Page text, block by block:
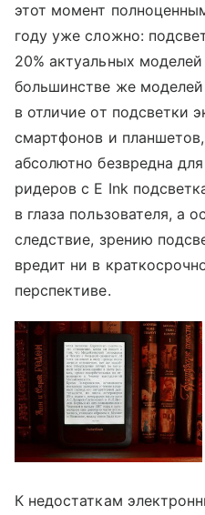
этот момент
году уже сложно:
20% актуальных
большинстве же
в отличие от подсветки
смартфонов и
абсолютно безвредна
ридеров с E Ink
в глаза пользователя, а
следствие, зрению
вредит ни в
перспективе.
К недостаткам